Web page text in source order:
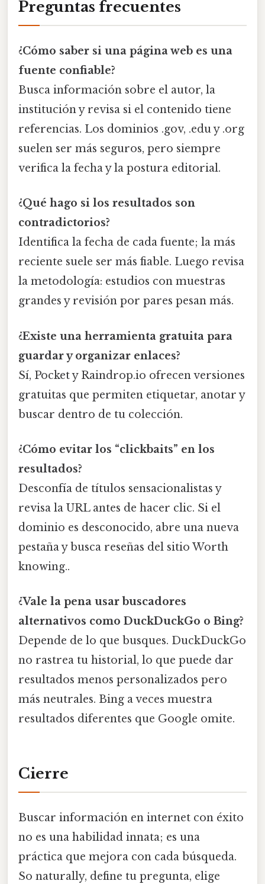
Preguntas frecuentes
¿Cómo saber si una página web es una
fuente confiable?
Busca información sobre el autor, la
institución y revisa si el contenido tiene
referencias. Los dominios .gov, .edu y .org
suelen ser más seguros, pero siempre
verifica la fecha y la postura editorial.
¿Qué hago si los resultados son
contradictorios?
Identifica la fecha de cada fuente; la más
reciente suele ser más fiable. Luego revisa
la metodología: estudios con muestras
grandes y revisión por pares pesan más.
¿Existe una herramienta gratuita para
guardar y organizar enlaces?
Sí, Pocket y Raindrop.io ofrecen versiones
gratuitas que permiten etiquetar, anotar y
buscar dentro de tu colección.
¿Cómo evitar los “clickbaits” en los
resultados?
Desconfía de títulos sensacionalistas y
revisa la URL antes de hacer clic. Si el
dominio es desconocido, abre una nueva
pestaña y busca reseñas del sitio Worth
knowing..
¿Vale la pena usar buscadores
alternativos como DuckDuckGo o Bing?
Depende de lo que busques. DuckDuckGo
no rastrea tu historial, lo que puede dar
resultados menos personalizados pero
más neutrales. Bing a veces muestra
resultados diferentes que Google omite.
Cierre
Buscar información en internet con éxito
no es una habilidad innata; es una
práctica que mejora con cada búsqueda.
So naturally, define tu pregunta, elige